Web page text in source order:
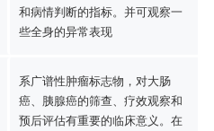
和病情判断的指标。并可观察一
些全身的异常表现
系广谱性肿瘤标志物，对大肠
癌、胰腺癌的筛查、疗效观察和
预后评估有重要的临床意义。在